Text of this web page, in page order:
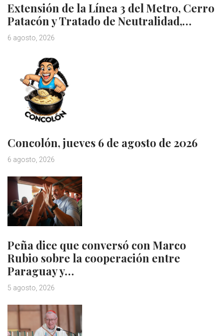
Extensión de la Línea 3 del Metro, Cerro
Patacón y Tratado de Neutralidad,…
6 agosto, 2026
Concolón, jueves 6 de agosto de 2026
6 agosto, 2026
Peña dice que conversó con Marco
Rubio sobre la cooperación entre
Paraguay y…
5 agosto, 2026